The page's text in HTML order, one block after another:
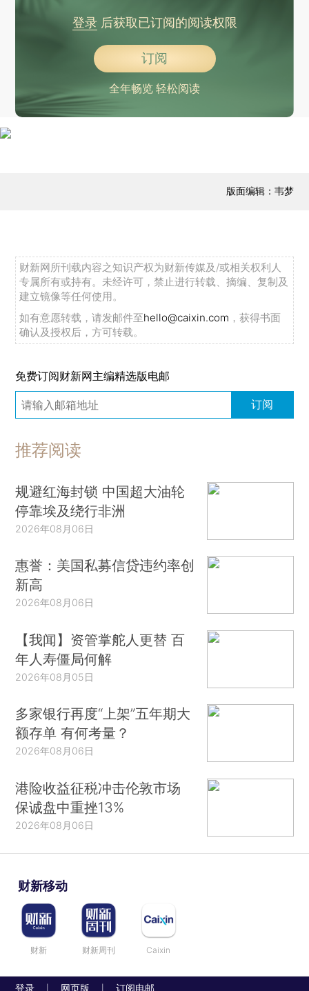
登录后获取已订阅的阅读权限
订阅
全年畅览 轻松阅读
版面编辑：韦梦
财新网所刊载内容之知识产权为财新传媒及/或相关权利人
专属所有或持有。未经许可，禁止进行转载、摘编、复制及
建立镜像等任何使用。
如有意愿转载，请发邮件至hello@caixin.com ，获得书面
确认及授权后，方可转载。
免费订阅财新网主编精选版电邮
订阅
推荐阅读
规避红海封锁 中国超大油轮
停靠埃及绕行非洲
2026年08月06日
惠誉：美国私募信贷违约率创
新高
2026年08月06日
【我闻】资管掌舵人更替 百
年人寿僵局何解
2026年08月05日
多家银行再度“上架”五年期大
额存单 有何考量？
2026年08月06日
港险收益征税冲击伦敦市场
保诚盘中重挫13%
2026年08月06日
财新移动
财新 财新周刊 Caixin
登录 网页版 订阅电邮